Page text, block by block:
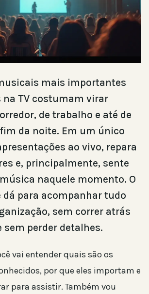
mais importantes
TV costumam virar
de trabalho e até de
da noite. Em um único
ao vivo, repara
e, principalmente, sente
naquele momento. O
dá para acompanhar tudo
sem correr atrás
sem perder detalhes.
vai entender quais são os
por que eles importam e
para assistir. Também vou